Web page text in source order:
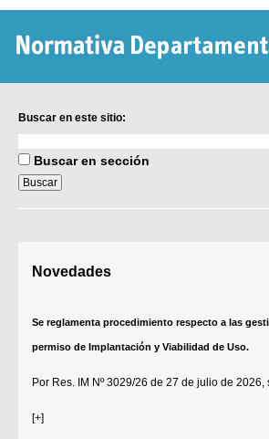
Buscar en este sitio:
en
sitio:
Buscar en sección
Novedades
Se reglamenta procedimiento respecto a las
permiso de Implantación y Viabilidad de Uso.
Por Res. IM Nº 3029/26 de 27 de julio de 2026,
[+]